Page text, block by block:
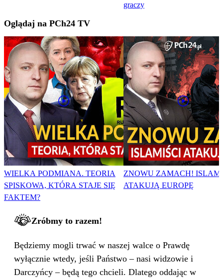
graczy
Oglądaj na PCh24 TV
WIELKA PODMIANA. TEORIA
SPISKOWA, KTÓRA STAJE SIĘ
FAKTEM?
ZNOWU ZAMACH!
ATAKUJĄ EUROPĘ
Zróbmy to razem!
Będziemy mogli trwać w naszej walce o Prawdę
wyłącznie wtedy, jeśli Państwo – nasi widzowie i
Darczyńcy – będą tego chcieli. Dlatego oddając w